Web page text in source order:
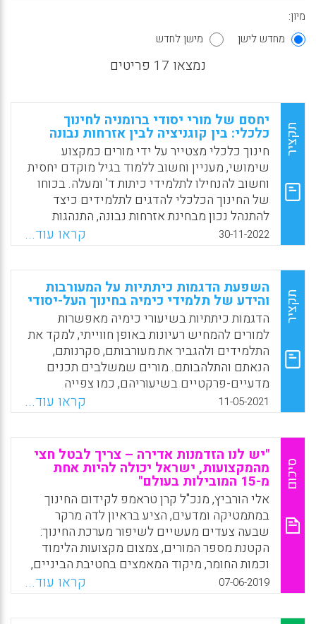
מיון:
מחדש לישן
מישן לחדש
נמצאו 17 פריטים
תקציר
יחסם של מורי יסודי ברומניה לחינוך
כלכלי: בין קוגניציה לבין אזרחות נבונה
חינוך כלכלי מצטייר על ידי מורים כמקצוע
שימושי, מעניין וחשוב ללמוד בגיל מוקדם יחסית
וחשוב להנחילו לתלמידי כיתות ד' ומעלה. בכוחו
של החינוך הכלכלי להדגים לתלמידים כיצד
להתנהל נכון מבחינת אזרחות נבונה, התנהגות
צרכנית, קנייה מקוונת, ניהול כספים וחשיבה
יזמית, ואף להבין טוב יותר את האילוצים
היומיומיים של הוריהם ואת מונחי השפה
הכלכלית. עם זאת, מורים מעטים גרסו כי המקצוע
מתאים יותר לכיתות ז' או ח'. לפיהם, החינוך
הכלכלי הינו מקצוע מורכב וגדוש-מידע אשר
מצריך מהתלמידים בגרות קוגניטיבית, חברתית
ותרבותית, כמו גם רגישות לצדק חברתי
ולאי-שוויון.
WhatsApp
Facebook
Email
X
30-11-2022 קראו עוד...
תקציר
השפעת הדגמות כיתתיות על המעורבות
והידע של תלמידי כימיה בחינוך העל-יסודי
הדגמות כיתתיות בשיעורי כימיה מאפשרות
למורים להמחיש רעיונות באופן חווייתי, למקד את
התלמידים ולהגביר את מעורבותם, סקרנותם,
הנאתם והתלהבותם. מורים שמשלבים תכנים
מדעיים-פרקטיים בשיעוריהם, כמו צפייה
בניסויים, רישום מערכי ניסוי, הסקת מסקנות,
שימוש במיקרוסקופ, התנסות במעבדה ובחינת
תגובות כימיות, מאפשרים לתלמידים לצבור ניסיון
מקצועי, להעשיר את הידע, לצבור תובנות, לפתח
תודעה מדעית ולהרחיב אופקים.
WhatsApp
Facebook
Email
X
11-05-2021 קראו עוד...
סיכום
"יש לנו הזדמנות אדירה – צריך לבטל חצי
מהמקצועות, ישראל יכולה להיות אחת
מ-15 המובילות בעולם"
אלי הורביץ, מנכ"ל קרן טראמפ לקידום החינוך
במתמטיקה ומדעים, הציע בראיון לדה מרקר
שבעה צעדים מעשיים לשיפור מערכת החינוך:
הקטנת מספר המורים, צמצום מקצועות הלימוד
וכמות החומר, מיקוד המאמצים בחטיבת הביניים,
הנגשת חומר למורים במקום ספרי לימוד, חיבור
לימודי המתמטיקה לעולם, הקשבה למורים
בשטח ואי ויתור על מבחנים.
07-06-2019 קראו עוד...